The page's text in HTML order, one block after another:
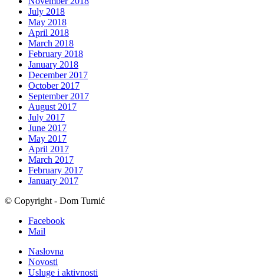
July 2018
May 2018
April 2018
March 2018
February 2018
January 2018
December 2017
October 2017
September 2017
August 2017
July 2017
June 2017
May 2017
April 2017
March 2017
February 2017
January 2017
© Copyright - Dom Turnić
Facebook
Mail
Naslovna
Novosti
Usluge i aktivnosti